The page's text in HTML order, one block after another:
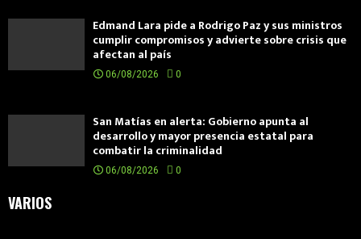
Edmand Lara pide a Rodrigo Paz y sus ministros
cumplir compromisos y advierte sobre crisis que
afectan al país
06/08/2026 0
San Matías en alerta: Gobierno apunta al
desarrollo y mayor presencia estatal para
combatir la criminalidad
06/08/2026 0
VARIOS